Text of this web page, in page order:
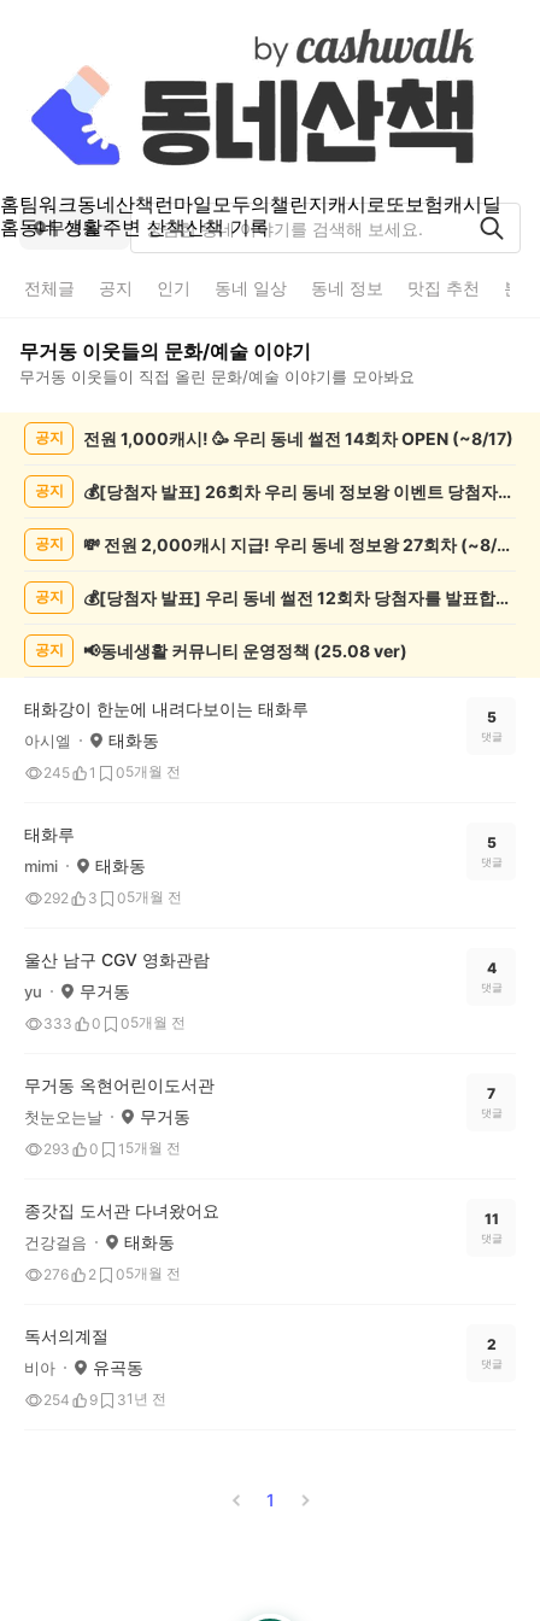
홈팀워크동네산책런마일모두의챌린지캐시로또보험캐시딜
홈동네 생활주변 산책산책 기록
무거동
전체글 공지 인기 동네 일상 동네 정보 맛집 추천 분
무거동 이웃들의 문화/예술 이야기
무거동 이웃들이 직접 올린 문화/예술 이야기를 모아봐요
록
공지 전원 1,000캐시! 🥳 우리 동네 썰전 14회차 OPEN (~8/17)
공지 💰[당첨자 발표] 26회차 우리 동네 정보왕 이벤트 당첨자를 발표합니다!
공지 💸 전원 2,000캐시 지급! 우리 동네 정보왕 27회차 (~8/10)
공지 💰[당첨자 발표] 우리 동네 썰전 12회차 당첨자를 발표합니다!
공지 📢동네생활 커뮤니티 운영정책 (25.08 ver)
태화강이 한눈에 내려다보이는 태화루
아시엘 태화동
245 1 05개월 전
5
댓글
태화루
mimi 태화동
292 3 05개월 전
5
댓글
울산 남구 CGV 영화관람
yu 무거동
333 0 05개월 전
4
댓글
무거동 옥현어린이도서관
첫눈오는날 무거동
293 0 1 5개월 전
7
댓글
종갓집 도서관 다녀왔어요
건강걸음 태화동
276 2 05개월 전
11
댓글
독서의계절
비아 유곡동
254 9 31년 전
2
댓글
1